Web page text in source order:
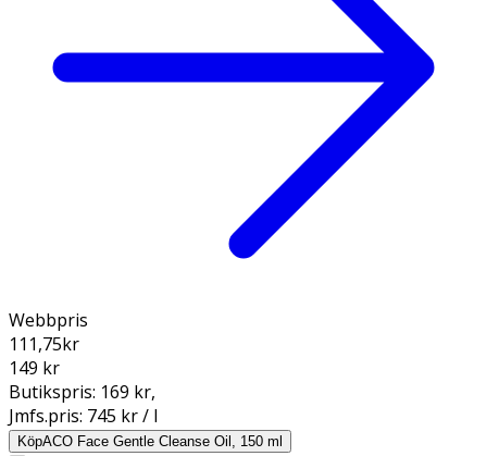
Webbpris
111,75kr
149 kr
Butikspris: 169 kr,
Jmfs.pris: 745 kr / l
KöpACO Face Gentle Cleanse Oil, 150 ml